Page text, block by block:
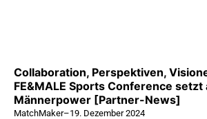
Collaboration, Perspektiven,
FE&MALE Sports Conference setzt
Männerpower [Partner-News]
MatchMaker–19. Dezember 2024